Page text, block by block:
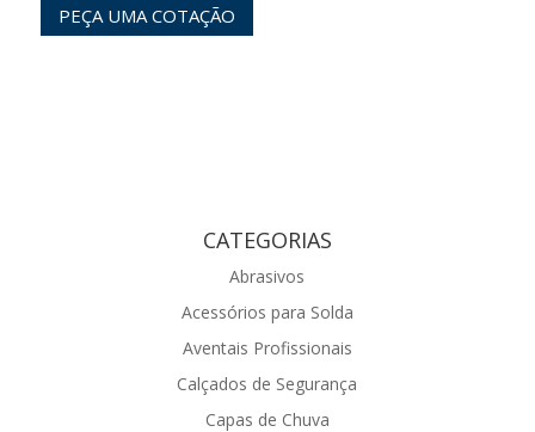
PEÇA UMA COTAÇÃO
CATEGORIAS
Abrasivos
Acessórios para Solda
Aventais Profissionais
Calçados de Segurança
Capas de Chuva